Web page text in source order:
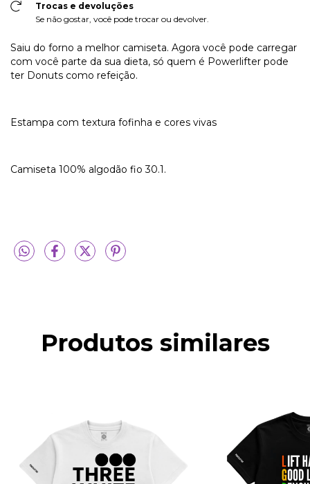
Trocas e devoluções
Se não gostar, você pode trocar ou devolver.
Saiu do forno a melhor camiseta. Agora você pode carregar
com você parte da sua dieta, só quem é Powerlifter pode
ter Donuts como refeição.
Estampa com textura fofinha e cores vivas
Camiseta 100% algodão fio 30.1.
Produtos similares